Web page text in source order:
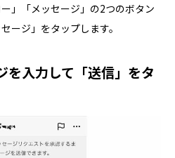
」「メッセージ」の2つのボタン
ージ」をタップします。
を入力して「送信」をタ